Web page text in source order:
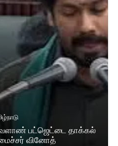
பட்​ஜெட்டை தாக்கல்
வினோத்